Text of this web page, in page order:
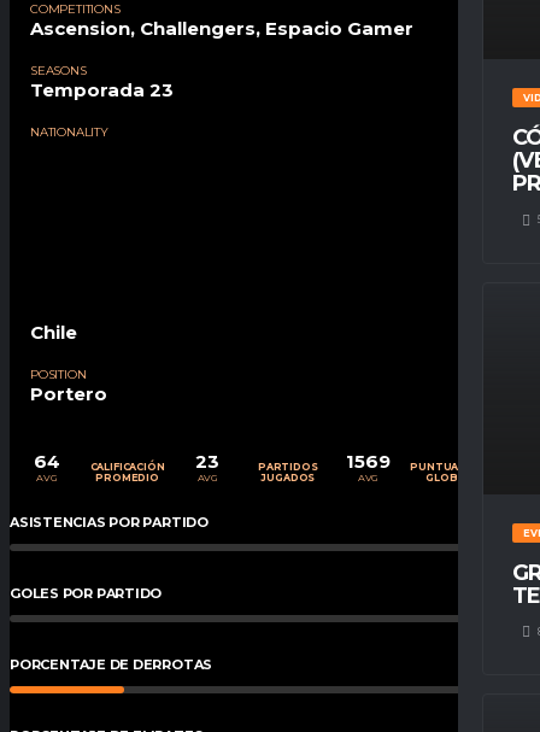
COMPETITIONS
Ascension, Challengers, Espacio Gamer
SEASONS
Temporada 23
NATIONALITY
Chile
POSITION
Portero
64
AVG
CALIFICACIÓN
PROMEDIO
23
AVG
PARTIDOS
JUGADOS
1569
AVG
PUNTUACIÓN
GLOBAL
ASISTENCIAS POR PARTIDO 0%
GOLES POR PARTIDO 0%
PORCENTAJE DE DERROTAS